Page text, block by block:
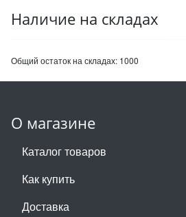
Наличие на складах
Общий остаток на складах: 1000
О магазине
Каталог товаров
Как купить
Доставка